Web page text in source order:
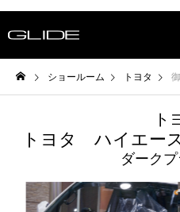
ショールーム トヨタ
ト
トヨタ ハイエー
ダーク